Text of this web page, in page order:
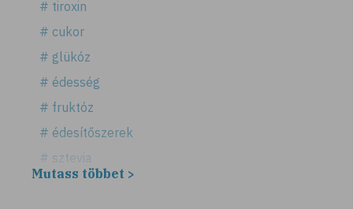
# tiroxin
# cukor
# glükóz
# édesség
# fruktóz
# édesítőszerek
# sztevia
# fogadalom
Mutass többet >